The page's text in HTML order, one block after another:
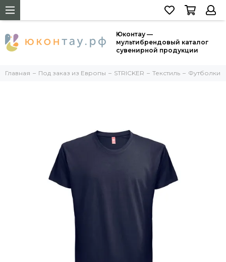
Юконтау —
мультибрендовый каталог
сувенирной продукции
Главная Под заказ из Европы STRICKER Текстиль Футболки